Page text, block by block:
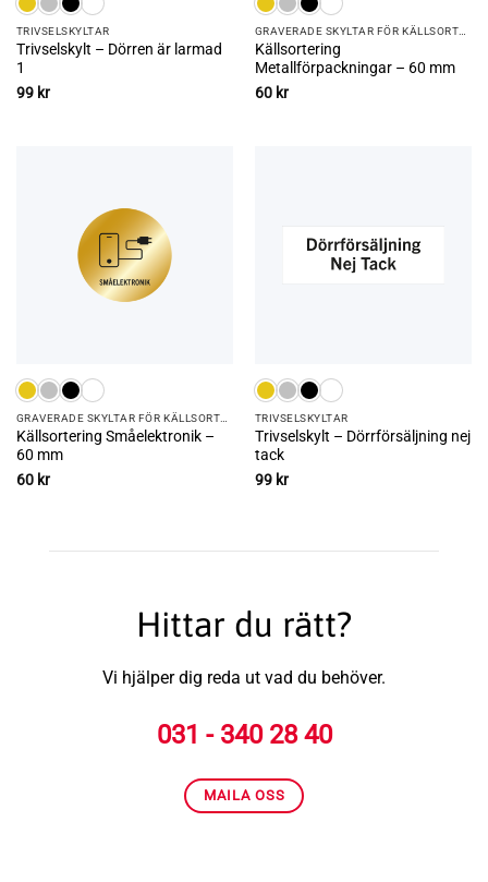
TRIVSEL­SKYLTAR
Trivselskylt – Dörren är larmad
1
99 kr
Källsortering
Metallförpackningar – 60 mm
60 kr
Källsortering Småelektronik –
60 mm
60 kr
TRIVSEL­SKYLTAR
Trivselskylt – Dörrförsäljning nej
tack
99 kr
Hittar du rätt?
Vi hjälper dig reda ut vad du behöver.
031 - 340 28 40
MAILA OSS